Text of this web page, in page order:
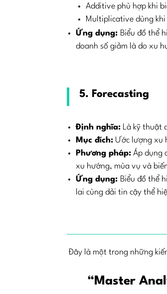
Additive phù hợp khi
Multiplicative dùng
Ứng dụng: Biểu đồ thể
doanh số giảm là do xu
5. Forecasting
Định nghĩa: Là kỹ thuật
Mục đích: Ước lượng xu
Phương pháp: Áp dụng
xu hướng, mùa vụ và
Ứng dụng: Biểu đồ thể
lai cùng dải tin cậy thể
Đây là một trong những
“Master